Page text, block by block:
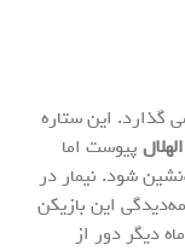
گذارد. این ستاره
الهلال پیوست اما
شود. نیمار در
این بازیکن
دیگر دور از